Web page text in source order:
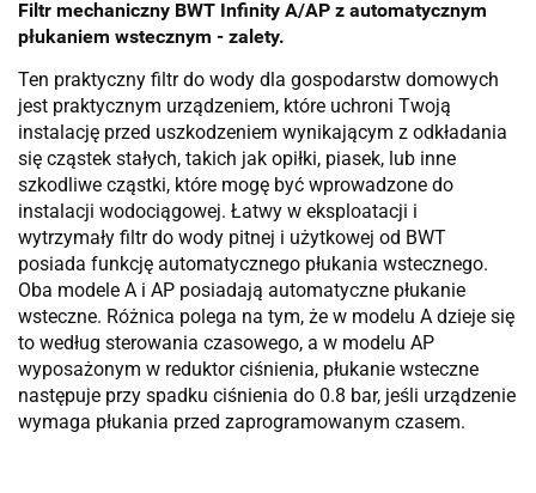
Filtr mechaniczny BWT Infinity A/AP z automatycznym
płukaniem wstecznym - zalety.
Ten praktyczny filtr do wody dla gospodarstw domowych
jest praktycznym urządzeniem, które uchroni Twoją
instalację przed uszkodzeniem wynikającym z odkładania
się cząstek stałych, takich jak opiłki, piasek, lub inne
szkodliwe cząstki, które mogę być wprowadzone do
instalacji wodociągowej. Łatwy w eksploatacji i
wytrzymały filtr do wody pitnej i użytkowej od BWT
posiada funkcję automatycznego płukania wstecznego.
Oba modele A i AP posiadają automatyczne płukanie
wsteczne. Różnica polega na tym, że w modelu A dzieje się
to według sterowania czasowego, a w modelu AP
wyposażonym w reduktor ciśnienia, płukanie wsteczne
następuje przy spadku ciśnienia do 0.8 bar, jeśli urządzenie
wymaga płukania przed zaprogramowanym czasem.